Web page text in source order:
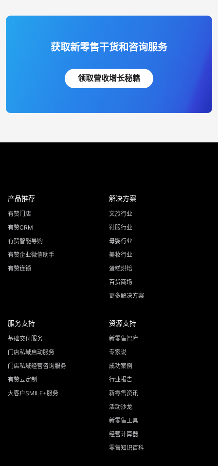
获取新零售干货和咨询服务
领取营收增长秘籍
产品推荐
有赞门店
有赞CRM
有赞智能导购
有赞企业微信助手
有赞连锁
解决方案
文旅行业
鞋服行业
母婴行业
美妆行业
蛋糕烘焙
百货商场
更多解决方案
服务支持
基础交付服务
门店私域启动服务
门店私域经营咨询服务
有赞云定制
大客户SMILE+服务
资源支持
新零售智库
专家说
成功案例
行业报告
新零售资讯
活动沙龙
新零售工具
经营计算器
零售知识百科